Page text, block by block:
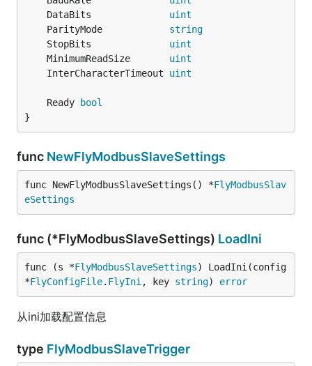
	DataBits
uint
	ParityMode
string
	StopBits
uint
	MinimumReadSize
uint
	InterCharacterTimeout
uint
	Ready
bool
}
func NewFlyModbusSlaveSettings
func NewFlyModbusSlaveSettings() *FlyModbusSlav
eSettings
func (*FlyModbusSlaveSettings) LoadIni
func (s *FlyModbusSlaveSettings) LoadIni(config
*FlyConfigFile. FlyIni , key string) error
从ini加载配置信息
type FlyModbusSlaveTrigger